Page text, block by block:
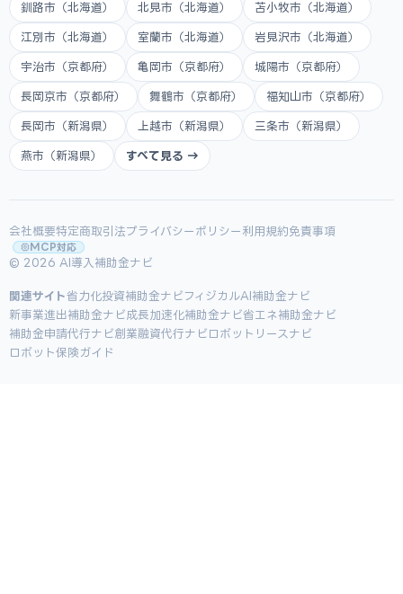
釧路市（北海道） 北見市（北海道） 苫小牧市（北海道）
江別市（北海道） 室蘭市（北海道） 岩見沢市（北海道）
宇治市（京都府） 亀岡市（京都府） 城陽市（京都府）
長岡京市（京都府） 舞鶴市（京都府） 福知山市（京都府）
長岡市（新潟県） 上越市（新潟県） 三条市（新潟県）
燕市（新潟県） すべて見る →
会社概要特定商取引法プライバシーポリシー 利用規約免責事項
MCP対応
© 2026 AI導入補助金ナビ
関連サイト省力化投資補助金ナビ フィジカルAI補助金ナビ
新事業進出補助金ナビ成長加速化補助金ナビ省エネ補助金ナビ
補助金申請代行ナビ創業融資代行ナビ ロボットリースナビ
ロボット保険ガイド